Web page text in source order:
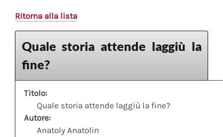
Ritorna alla lista
Quale storia attende laggiù la
fine?
Titolo:
Quale storia attende laggiù la fine?
Autore:
Anatoly Anatolin